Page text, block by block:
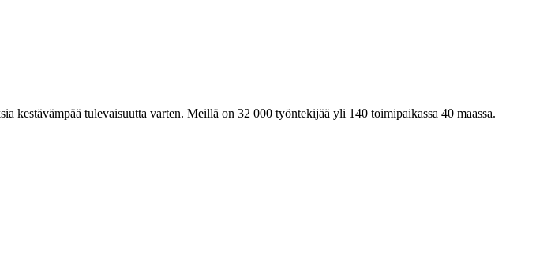
tulevaisuutta varten. Meillä on 32 000 työntekijää yli 140 toimipaikassa 40 maassa.